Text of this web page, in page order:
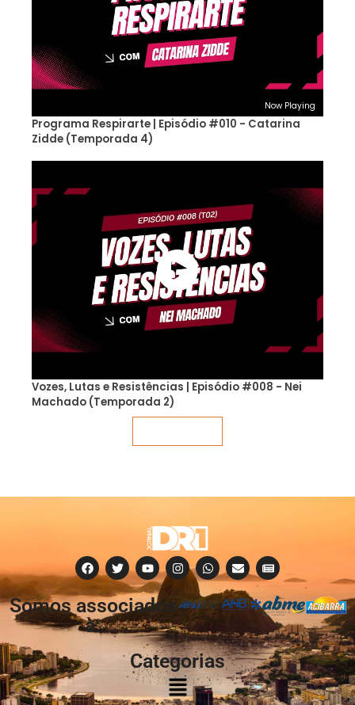
Now Playing
Programa Respirarte | Episódio #010 - Catarina
Zidde (Temporada 4)
Vozes, Lutas e Resistências | Episódio #008 - Nei
Machado (Temporada 2)
Somos associados
à:
Categorias